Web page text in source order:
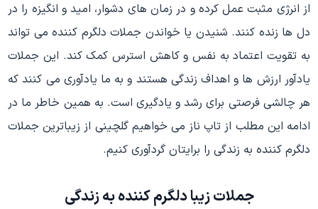
از انرژی مثبت عمل کرده و در زمان های دشوار، امید و انگیزه را در
دل ها زنده کنند. شنیدن یا خواندن جملات دلگرم کننده می تواند
به تقویت اعتماد به نفس و کاهش استرس کمک کند. این جملات
یادآور ارزش ها و اهداف زندگی هستند و به ما یادآوری می کنند که
هر چالشی فرصتی برای رشد و یادگیری است. به همین خاطر ما در
ادامه این مطلب از تاپ ناز می خواهیم گلچینی از زیباترین جملات
دلگرم کننده به زندگی را برایتان گردآوری کنیم.
جملات زیبا دلگرم کننده به زندگی